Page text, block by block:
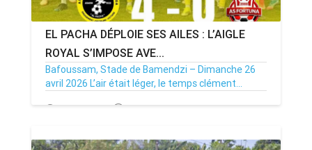
EL PACHA DÉPLOIE SES AILES : L’AIGLE
ROYAL S’IMPOSE AVE...
Bafoussam, Stade de Bamendzi – Dimanche 26
avril 2026 L’air était léger, le temps clément...
27/04/26 Par MenouActu 0